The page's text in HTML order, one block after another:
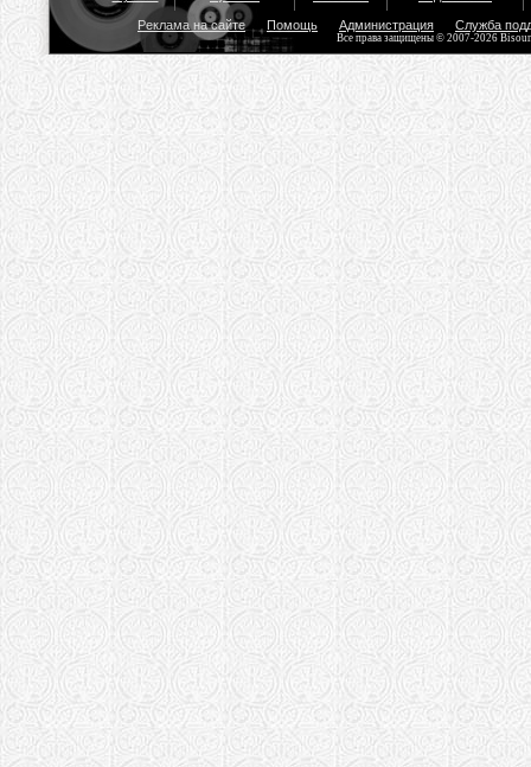
Реклама на сайте Помощь Администрация Служба
Все права защищены © 2007-2026